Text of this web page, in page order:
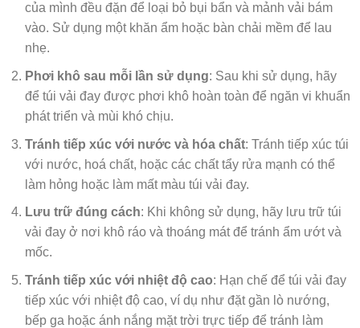
của mình đều đặn để loại bỏ bụi bẩn và mảnh vải bám
vào. Sử dụng một khăn ẩm hoặc bàn chải mềm để lau
nhẹ.
Phơi khô sau mỗi lần sử dụng: Sau khi sử dụng, hãy
để túi vải đay được phơi khô hoàn toàn để ngăn vi khuẩn
phát triển và mùi khó chịu.
Tránh tiếp xúc với nước và hóa chất: Tránh tiếp xúc túi
với nước, hoá chất, hoặc các chất tẩy rửa mạnh có thể
làm hỏng hoặc làm mất màu túi vải đay.
Lưu trữ đúng cách: Khi không sử dụng, hãy lưu trữ túi
vải đay ở nơi khô ráo và thoáng mát để tránh ẩm ướt và
mốc.
Tránh tiếp xúc với nhiệt độ cao: Hạn chế để túi vải đay
tiếp xúc với nhiệt độ cao, ví dụ như đặt gần lò nướng,
bếp ga hoặc ánh nắng mặt trời trực tiếp để tránh làm